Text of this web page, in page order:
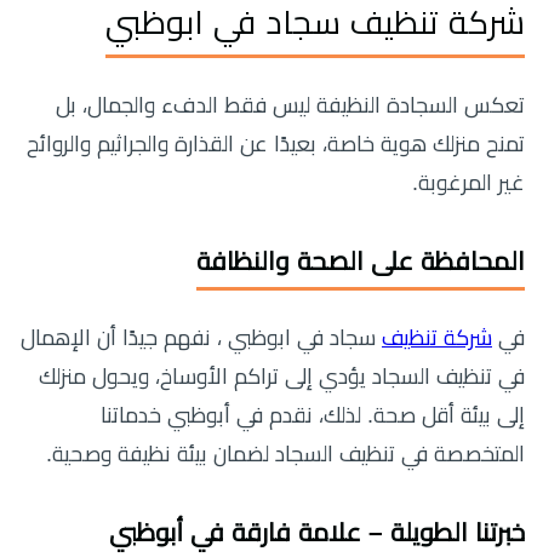
شركة تنظيف سجاد في ابوظبي
تعكس السجادة النظيفة ليس فقط الدفء والجمال، بل
تمنح منزلك هوية خاصة، بعيدًا عن القذارة والجراثيم والروائح
غير المرغوبة.
المحافظة على الصحة والنظافة
في شركة تنظيف سجاد في ابوظبي ، نفهم جيدًا أن الإهمال
في تنظيف السجاد يؤدي إلى تراكم الأوساخ، ويحول منزلك
إلى بيئة أقل صحة. لذلك، نقدم في أبوظبي خدماتنا
المتخصصة في تنظيف السجاد لضمان بيئة نظيفة وصحية.
خبرتنا الطويلة – علامة فارقة في أبوظبي